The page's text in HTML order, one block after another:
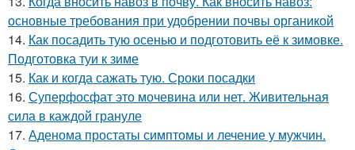
основные требования при удобрении почвы органикой
14. Как посадить тую осенью и подготовить её к зимовке.
Подготовка туи к зиме
15. Как и когда сажать тую. Сроки посадки
16. Суперфосфат это мочевина или нет. Живительная
сила в каждой грануле
17. Аденома простаты симптомы и лечение у мужчин.